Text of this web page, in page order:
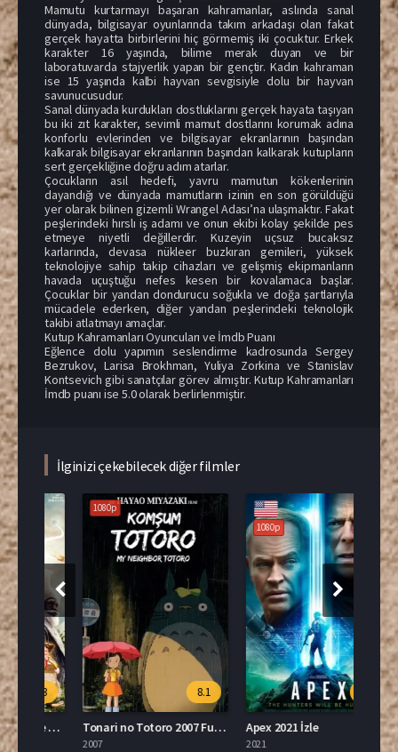
Mamutu kurtarmayı başaran kahramanlar, aslında sanal
dünyada, bilgisayar oyunlarında takım arkadaşı olan fakat
gerçek hayatta birbirlerini hiç görmemiş iki çocuktur. Erkek
karakter 16 yaşında, bilime merak duyan ve bir
laboratuvarda stajyerlik yapan bir gençtir. Kadın kahraman
ise 15 yaşında kalbi hayvan sevgisiyle dolu bir hayvan
savunucusudur.
Sanal dünyada kurdukları dostluklarını gerçek hayata taşıyan
bu iki zıt karakter, sevimli mamut dostlarını korumak adına
konforlu evlerinden ve bilgisayar ekranlarının başından
kalkarak bilgisayar ekranlarının başından kalkarak kutupların
sert gerçekliğine doğru adım atarlar.
Çocukların asıl hedefi, yavru mamutun kökenlerinin
dayandığı ve dünyada mamutların izinin en son görüldüğü
yer olarak bilinen gizemli Wrangel Adası’na ulaşmaktır. Fakat
peşlerindeki hırslı iş adamı ve onun ekibi kolay şekilde pes
etmeye niyetli değillerdir. Kuzeyin uçsuz bucaksız
karlarında, devasa nükleer buzkıran gemileri, yüksek
teknolojiye sahip takip cihazları ve gelişmiş ekipmanların
havada uçuştuğu nefes kesen bir kovalamaca başlar.
Çocuklar bir yandan dondurucu soğukla ve doğa şartlarıyla
mücadele ederken, diğer yandan peşlerindeki teknolojik
takibi atlatmayı amaçlar.
Kutup Kahramanları Oyuncuları ve İmdb Puanı
Eğlence dolu yapımın seslendirme kadrosunda Sergey
Bezrukov, Larisa Brokhman, Yuliya Zorkina ve Stanislav
Kontsevich gibi sanatçılar görev almıştır. Kutup Kahramanları
İmdb puanı ise 5.0 olarak berlirlenmiştir.
İlginizi çekebilecek diğer filmler
The Magic Faraway Tree Türkçe Dublaj İzle
1080p
Tonari no Totoro 2007 Full İzle
3.0
Apex 2021 İzle
2026